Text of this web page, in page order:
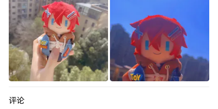
评论